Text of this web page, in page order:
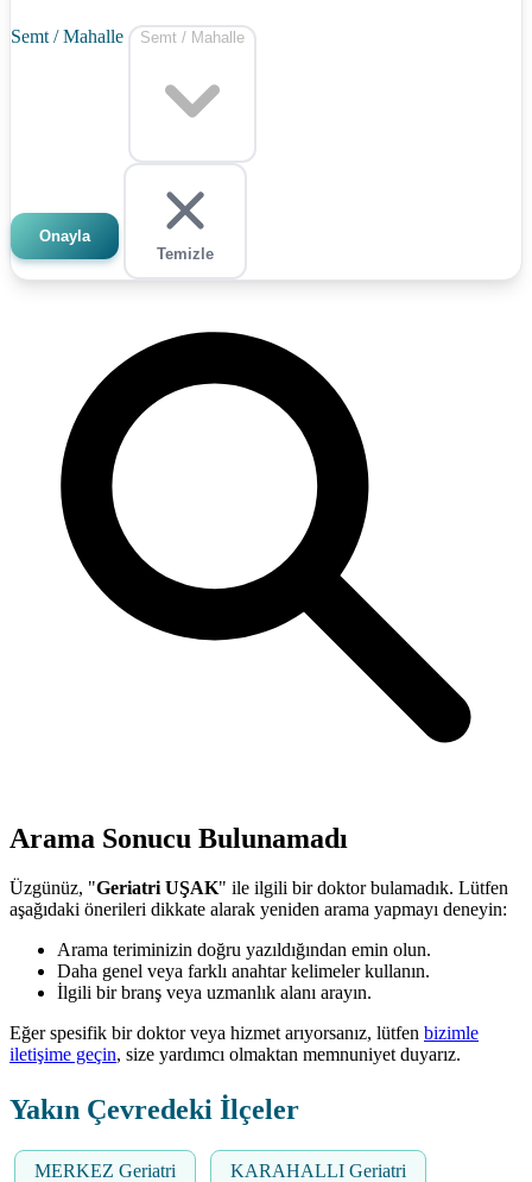
Semt / Mahalle Semt / Mahalle
Onayla
Temizle
Arama Sonucu Bulunamadı
Üzgünüz, "Geriatri UŞAK" ile ilgili bir doktor bulamadık. Lütfen
aşağıdaki önerileri dikkate alarak yeniden arama yapmayı deneyin:
Arama teriminizin doğru yazıldığından emin olun.
Daha genel veya farklı anahtar kelimeler kullanın.
İlgili bir branş veya uzmanlık alanı arayın.
Eğer spesifik bir doktor veya hizmet arıyorsanız, lütfen bizimle
iletişime geçin, size yardımcı olmaktan memnuniyet duyarız.
Yakın Çevredeki İlçeler
MERKEZ Geriatri KARAHALLI Geriatri